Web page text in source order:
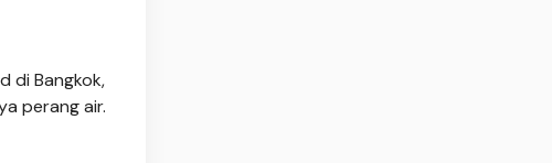
di Bangkok,
perang air.